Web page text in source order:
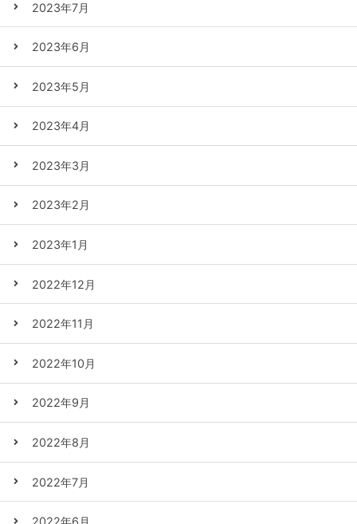
2023年7月
2023年6月
2023年5月
2023年4月
2023年3月
2023年2月
2023年1月
2022年12月
2022年11月
2022年10月
2022年9月
2022年8月
2022年7月